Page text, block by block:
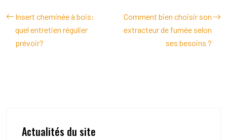
Insert cheminée à bois:
quel entretien régulier
prévoir?
Comment bien choisir son
extracteur de fumée selon
ses besoins ?
Actualités du site